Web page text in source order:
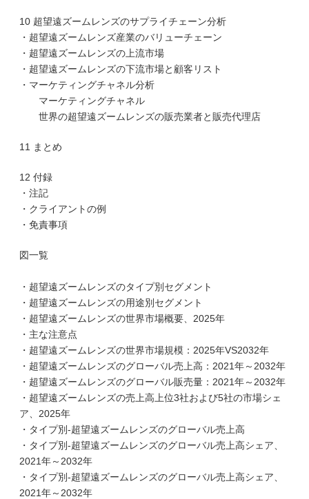
10 超望遠ズームレンズのサプライチェーン分析
・超望遠ズームレンズ産業のバリューチェーン
・超望遠ズームレンズの上流市場
・超望遠ズームレンズの下流市場と顧客リスト
・マーケティングチャネル分析
マーケティングチャネル
世界の超望遠ズームレンズの販売業者と販売代理店
11 まとめ
12 付録
・注記
・クライアントの例
・免責事項
図一覧
・超望遠ズームレンズのタイプ別セグメント
・超望遠ズームレンズの用途別セグメント
・超望遠ズームレンズの世界市場概要、2025年
・主な注意点
・超望遠ズームレンズの世界市場規模：2025年VS2032年
・超望遠ズームレンズのグローバル売上高：2021年～2032年
・超望遠ズームレンズのグローバル販売量：2021年～2032年
・超望遠ズームレンズの売上高上位3社および5社の市場シェ
ア、2025年
・タイプ別-超望遠ズームレンズのグローバル売上高
・タイプ別-超望遠ズームレンズのグローバル売上高シェア、
2021年～2032年
・タイプ別-超望遠ズームレンズのグローバル売上高シェア、
2021年～2032年